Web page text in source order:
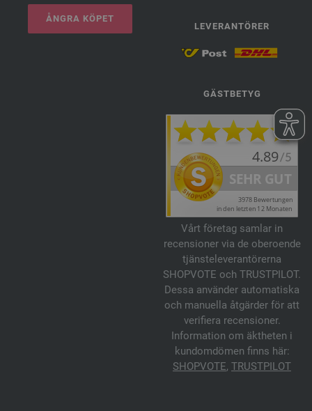
ÅNGRA KÖPET
LEVERANTÖRER
GÄSTBETYG
Vårt företag samlar in
recensioner via de oberoende
tjänsteleverantörerna
SHOPVOTE och TRUSTPILOT.
Dessa använder automatiska
och manuella åtgärder för att
verifiera recensioner.
Information om äktheten i
kundomdömen finns här:
SHOPVOTE, TRUSTPILOT